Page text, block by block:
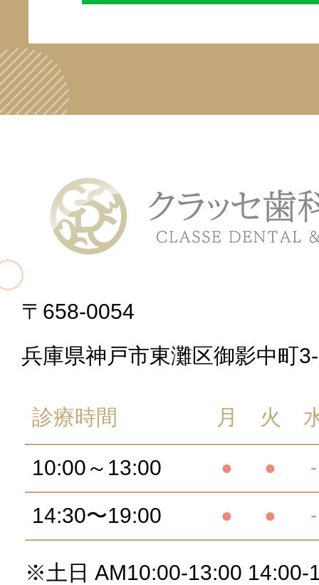
〒658-0054
兵庫県神戸市東灘区御影中町
診療時間 月 火
10:00～13:00 ● ● -
14:30〜19:00 ● ● -
※土日 AM10:00-13:00 14:00-